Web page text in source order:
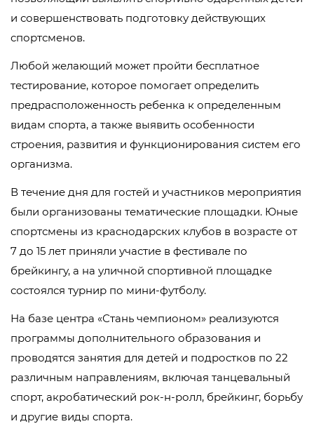
и совершенствовать подготовку действующих
спортсменов.
Любой желающий может пройти бесплатное
тестирование, которое помогает определить
предрасположенность ребенка к определенным
видам спорта, а также выявить особенности
строения, развития и функционирования систем его
организма.
В течение дня для гостей и участников мероприятия
были организованы тематические площадки. Юные
спортсмены из краснодарских клубов в возрасте от
7 до 15 лет приняли участие в фестивале по
брейкингу, а на уличной спортивной площадке
состоялся турнир по мини-футболу.
На базе центра «Стань чемпионом» реализуются
программы дополнительного образования и
проводятся занятия для детей и подростков по 22
различным направлениям, включая танцевальный
спорт, акробатический рок-н-ролл, брейкинг, борьбу
и другие виды спорта.